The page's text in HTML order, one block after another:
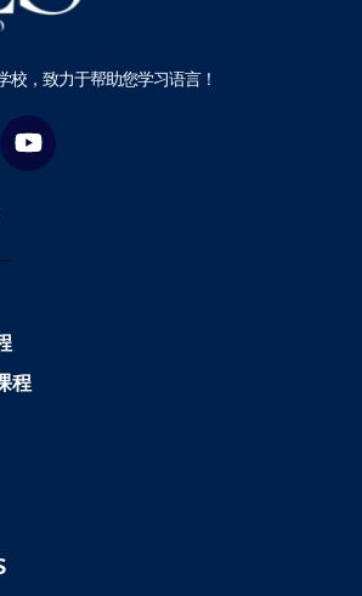
校，致力于帮助您学习语言！
Y
o
u
程